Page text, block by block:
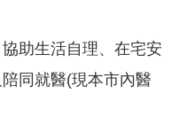
助生活自理、在宅安
同就醫(現本市內醫